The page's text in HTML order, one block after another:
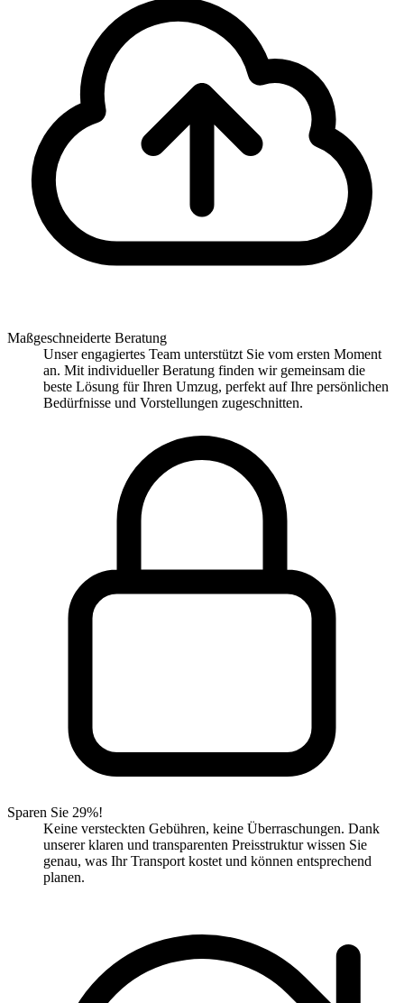
Maßgeschneiderte Beratung
Unser engagiertes Team unterstützt Sie vom ersten Moment
an. Mit individueller Beratung finden wir gemeinsam die
beste Lösung für Ihren Umzug, perfekt auf Ihre persönlichen
Bedürfnisse und Vorstellungen zugeschnitten.
Sparen Sie 29%!
Keine versteckten Gebühren, keine Überraschungen. Dank
unserer klaren und transparenten Preisstruktur wissen Sie
genau, was Ihr Transport kostet und können entsprechend
planen.